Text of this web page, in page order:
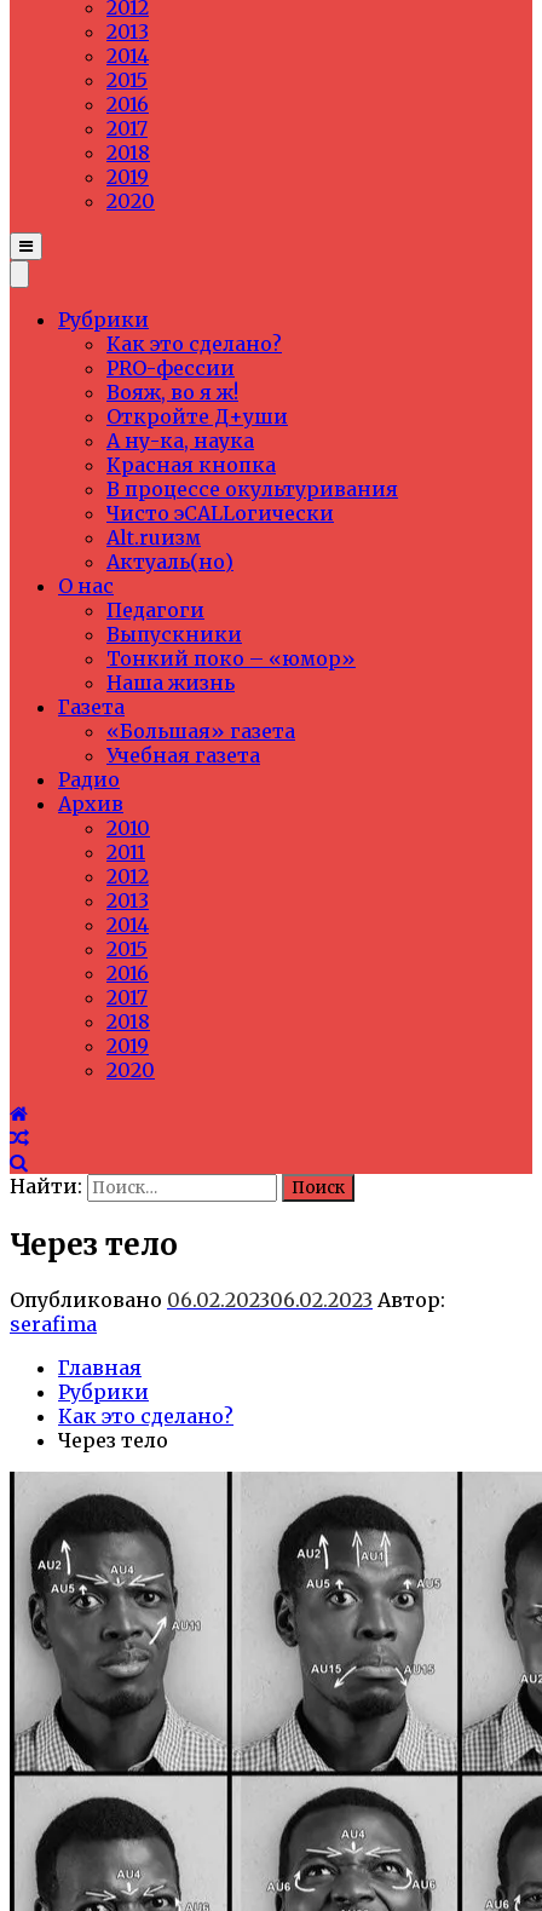
2012
2013
2014
2015
2016
2017
2018
2019
2020
Рубрики
Как это сделано?
PRO-фессии
Вояж, во я ж!
Откройте Д+уши
А ну-ка, наука
Красная кнопка
В процессе окультуривания
Чисто эCALLогически
Alt.ruизм
Актуаль(но)
О нас
Педагоги
Выпускники
Тонкий поко – «юмор»
Наша жизнь
Газета
«Большая» газета
Учебная газета
Радио
Архив
2010
2011
2012
2013
2014
2015
2016
2017
2018
2019
2020
Найти:
Через тело
Опубликовано 06.02.202306.02.2023 Автор:
serafima
Главная
Рубрики
Как это сделано?
Через тело